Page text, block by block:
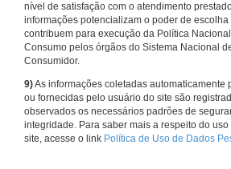
nível de satisfação com o atendimento
informações potencializam o poder de
contribuem para execução da Política
Consumo pelos órgãos do Sistema Nacional
Consumidor.
9)As informações coletadas automaticamente
ou fornecidas pelo usuário do site são
observados os necessários padrões de
integridade. Para saber mais a respeito do
site, acesse o link Política de Uso de Dados